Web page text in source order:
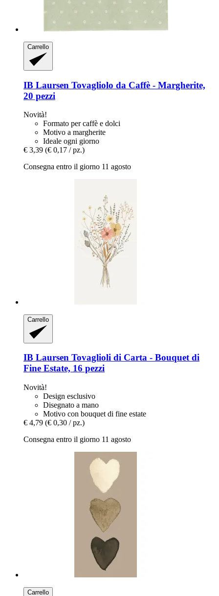
Carrello
IB Laursen Tovagliolo da Caffè -​ Margherite,
20 pezzi
Novità!
Formato per caffè e dolci
Motivo a margherite
Ideale ogni giorno
€ 3,39 (€ 0,17 / pz.)
Consegna entro il giorno 11 agosto
Carrello
IB Laursen Tovaglioli di Carta -​ Bouquet di
Fine Estate, 16 pezzi
Novità!
Design esclusivo
Disegnato a mano
Motivo con bouquet di fine estate
€ 4,79 (€ 0,30 / pz.)
Consegna entro il giorno 11 agosto
Carrello